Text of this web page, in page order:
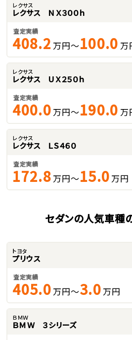
レクサス
レクサス ＮＸ３００ｈ
査定実績
408.2 万円～100.0 万
レクサス
レクサス ＵＸ２５０ｈ
査定実績
400.0 万円～190.0 万
レクサス
レクサス ＬＳ４６０
査定実績
172.8 万円～15.0 万円
セダンの人気車種
トヨタ
プリウス
査定実績
405.0 万円～3.0 万円
ＢＭＷ
ＢＭＷ ３シリーズ